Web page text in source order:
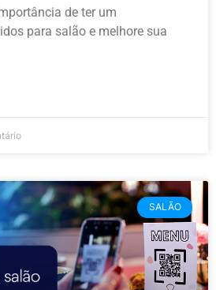
de ter um
para salão e melhore sua
SALÃO